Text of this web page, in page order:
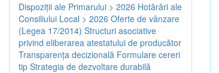
Dispoziţii ale Primarului > 2026 Hotărâri ale
Consiliului Local > 2026 Oferte de vânzare
(Legea 17/2014) Structuri asociative
privind eliberarea atestatului de producător
Transparenţa decizională Formulare cereri
tip Strategia de dezvoltare durabilă